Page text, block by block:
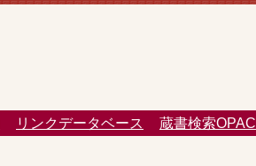
リンクデータベース 蔵書検索OPAC